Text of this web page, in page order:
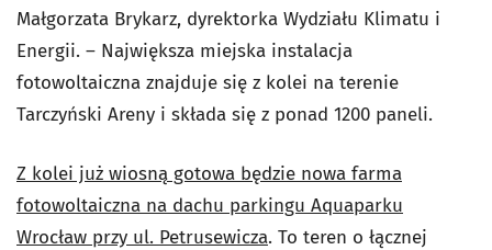
Małgorzata Brykarz, dyrektorka Wydziału Klimatu i
Energii. – Największa miejska instalacja
fotowoltaiczna znajduje się z kolei na terenie
Tarczyński Areny i składa się z ponad 1200 paneli.
Z kolei już wiosną gotowa będzie nowa farma
fotowoltaiczna na dachu parkingu Aquaparku
Wrocław przy ul. Petrusewicza. To teren o łącznej